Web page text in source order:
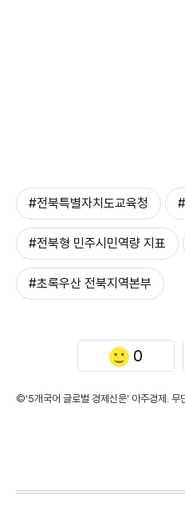
#전북특별자치도교육청
#전북형 민주시민역량 지표
#초록우산 전북지역본부
0
©'5개국어 글로벌 경제신문' 아주경제. 무